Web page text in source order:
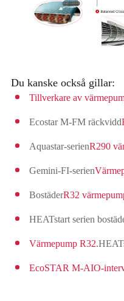
Du kanske också gillar:
Tillverkare av
Ecostar M-FM räckvidd
Aquastar-serienR290
Gemini-FI-serien
BostäderR32
HEATstart serien
Värmepump R32.
EcoSTAR M-AIO-